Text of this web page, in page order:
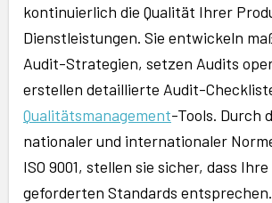
kontinuierlich die Qualität Ihrer
Dienstleistungen. Sie entwickeln
Audit-Strategien, setzen Audits
erstellen detaillierte Audit-
Qualitätsmanagement-Tools. Durch
nationaler und internationaler
ISO 9001, stellen sie sicher, dass
geforderten Standards